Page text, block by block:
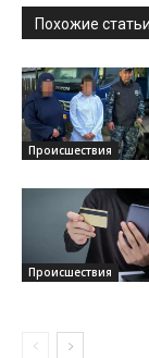
Похожие статьи
Происшествия
Происшествия